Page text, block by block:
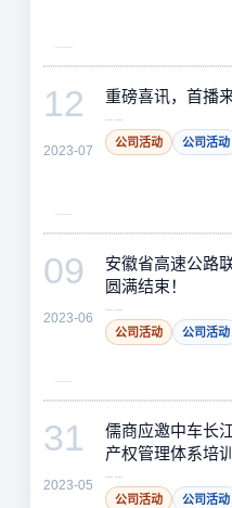
12
2023-07
重磅喜讯，首播
公司活动 公司活动
09
2023-06
安徽省高速公路
圆满结束！
公司活动 公司活动
31
2023-05
儒商应邀中车长
产权管理体系培训
公司活动 公司活动